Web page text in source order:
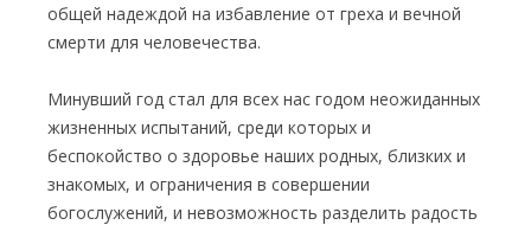
общей надеждой на избавление от греха и вечной
смерти для человечества.
Минувший год стал для всех нас годом неожиданных
жизненных испытаний, среди которых и
беспокойство о здоровье наших родных, близких и
знакомых, и ограничения в совершении
богослужений, и невозможность разделить радость